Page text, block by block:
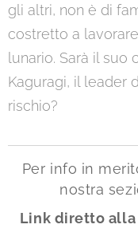
gli altri, non è di
costretto a
lunario. Sarà il suo
Kaguragi, il leader
rischio?
Per info in
nostra
Link diretto alla